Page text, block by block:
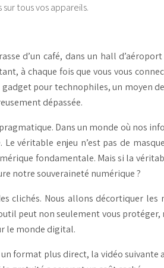
sur tous vos appareils.
d’un café, dans un hall
à chaque fois que vous vous
pour technophiles, un moyen
dépassée.
Dans un monde où nos
véritable enjeu n’est pas de
fondamentale. Mais si la
notre souveraineté numérique ?
clichés. Nous allons décortiquer
peut non seulement vous protéger,
le monde digital.
format plus direct, la vidéo